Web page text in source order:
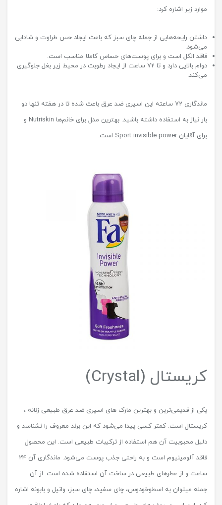
موارد زیر اشاره کرد:
داشتن رایحه‌هایی از جمله چای سبز که باعث ایجاد حس طراوت و شادابی
می‌شود.
فاقد الکل است و برای پوست‌های حساس کاملا مناسب است.
دوام بالایی دارد و تا 72 ساعت از ایجاد رطوبت در محیط زیر بغل جلوگیری
می‌کند.
ماندگاری 72 ساعته این اسپری ضد عرق باعث شده تا در هفته تنها دو
بار نیاز به استفاده داشته باشید. بهترین مدل برای خانم‌ها Nutriskin و
برای آقایان Sport invisible power است.
کریستال (Crystal)
یکی از قدیمی‌ترین و بهترین مارک های اسپری ضد عرق طبیعی زنانه ،
کریستال است. کمتر کسی پیدا می‌شود که این برند معروف را نشناسد و
دلیل محبوبیت آن هم استفاده از ترکیبات طبیعی است. این محصول
فاقد آلومینیوم است و به راحتی جذب پوست می‌شود. ماندگاری آن 24
ساعت و از عطرهای طبیعی در ساخت آن استفاده شده است. از آن
جمله میتوان به اسطوخودوس، چای سفید، چای سبز، وانیل و بابونه اشاره